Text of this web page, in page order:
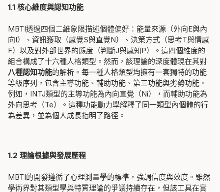
1.1 核心維度與認知功能
MBTI透過四個二維象限描述個體偏好：能量來源（外向E與內
向I）、資訊獲取（感覺S與直覺N）、決策方式（思考T與情感
F）以及對外部世界的態度（判斷J與感知P）。這四個維度的
組合構成了十六種人格類型。然而，該理論的深度體現在其對
八種認知功能的解析。每一種人格類型均擁有一套獨特的功能
等級序列，包含主導功能、輔助功能、第三功能與劣勢功能。
例如，INTJ類型的主導功能為內向直覺（Ni），而輔助功能為
外向思考（Te）。這種功能動力學解釋了同一類型內個體的行
為差異，並為個人成長指明了路徑。
1.2 理論根據與發展歷程
MBTI的開發遵循了心理測量學的標準，強調信度與效度。雖然
學術界對其類型學與特質理論的爭議持續存在，但該工具在實